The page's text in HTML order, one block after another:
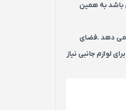
می باشد به همین
نشان می دهد .فضای
جانبی نیاز